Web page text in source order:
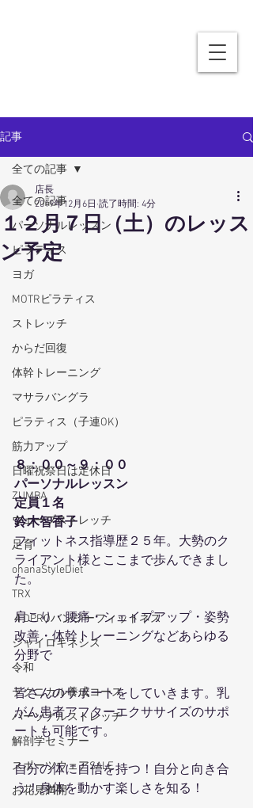
記事
全ての記事
パーソナルレッスン
ピラティス
ヨガ
MOTRピラティス
ストレッチ
からだ回復
体幹トレーニング
マサラバングラ
ピラティス（子連OK）
筋力アップ
日曜祝祭日は定休日
ZUMBA
ウェーブストレッチ
足育
ohanaStyleDiet
TRX
４DPROバンジーフィットネス
ジャイロキネシス
令和
テクニカル養成コース
パーソナルストレッチ
解剖学セミナー
スポーツウェアSALE
お花見満開
全ての記事
１２月７日（土）のレッス
ン予定
店長
2019年12月6日 読了時間: 4分
８：００～９：００
パーソナルレッスン
定員１名
鈴木智香子
フィットネス指導歴２５年。大勢のク
ライアント様とここまで歩んできまし
た。
肩こり・腰痛・シェイプアップ・姿勢
改善・体幹トレーニングなどあらゆる
分野で
皆さんのサポートをしていきます。乳
がん患者アフターエクササイズのサポ
ートも可能です。
自分の体に自信を持つ！自分と向き合
う！身体を動かす楽しさを知る！